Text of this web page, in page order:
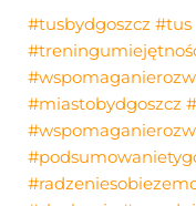
#tusbydgoszcz #tus
#miastobydgoszcz